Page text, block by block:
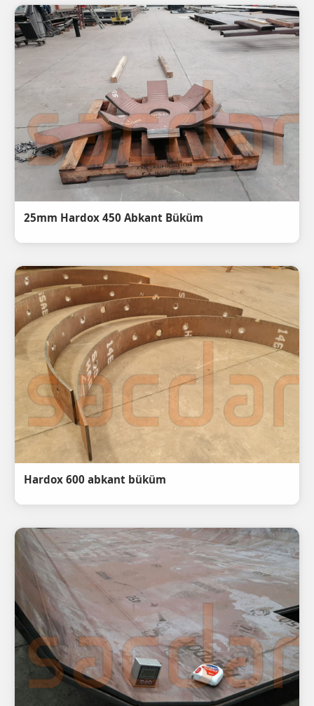
25mm Hardox 450 Abkant Büküm
Hardox 600 abkant büküm